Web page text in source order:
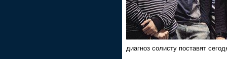
диагноз солисту поставят